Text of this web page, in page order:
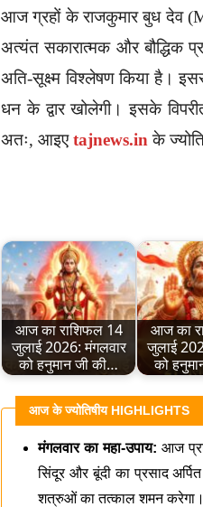
आज ग्रहों के राजकुमार बुध देव
अत्यंत सकारात्मक और बौद्धिक
अति-सूक्ष्म विश्लेषण किया है।
धन के द्वार खोलेगी। इसके
अतः, आइएtajnews.in के
आज का राशिफल 14
जुलाई 2026: मंगलवार
को हनुमान जी की…
आज का
जुलाई
को
आज के ज्योतिषीय HIGHLIGHTS
मंगलवार का महा-उपाय: आज
सिंदूर और बूंदी का प्रसाद
शत्रुओं का तत्काल शमन करेगा।